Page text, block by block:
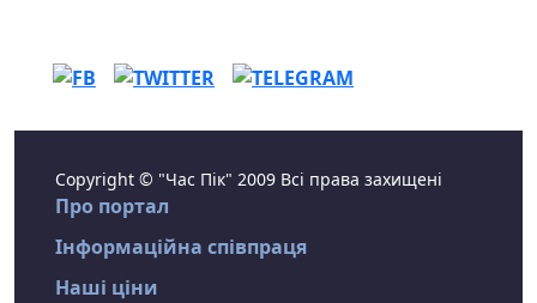
Copyright © "Час Пік" 2009 Всі права захищені
Про портал
Інформаційна співпраця
Наші ціни